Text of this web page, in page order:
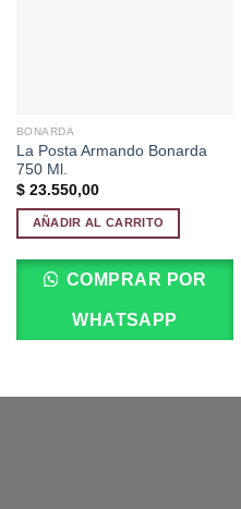
BONARDA
La Posta Armando Bonarda
750 Ml.
$23.550,00
AÑADIR AL CARRITO
COMPRAR POR
WHATSAPP